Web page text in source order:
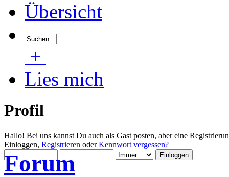
Übersicht
+
Lies mich
Profil
Hallo! Bei uns kannst Du auch als Gast posten, aber eine
Einloggen, Registrieren oderKennwort vergessen?
Forum